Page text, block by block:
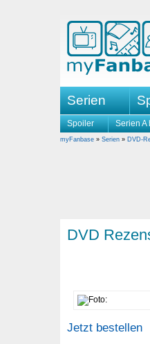
Serien
Spoiler Serien A
myFanbase » Serien » DVD-
DVD
Jetzt bestellen